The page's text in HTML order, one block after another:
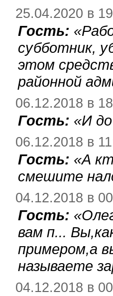
25.04.2020 в
Гость: «
субботник,
этом
районной
06.12.2018 в
Гость: «И
06.12.2018 в
Гость: «А
смешите
04.12.2018 в
Гость: «
вам п...
примером,а
называете
04.12.2018 в